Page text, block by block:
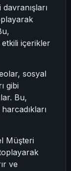
etkili içerikler
sosyal
gibi
Bu,
Müşteri
ve